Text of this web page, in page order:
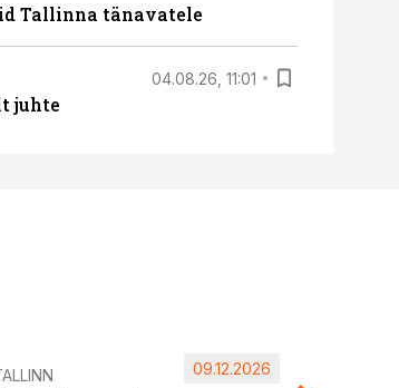
Tallinna tänavatele
04.08.26, 11:01
juhte
09.12.2026